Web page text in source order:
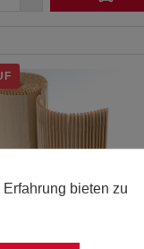
bieten zu